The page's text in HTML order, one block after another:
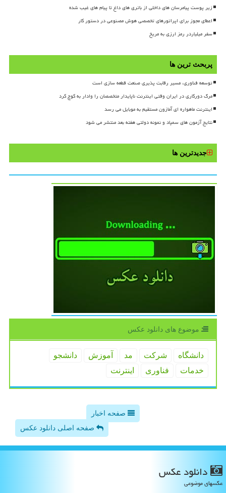
زیر پوست پیامرسان های داخلی از باتری های داغ تا پیام های غیب شده
اعطای مجوز برای اپراتورهای تخصصی هوش مصنوعی در دستور کار
سفر میلیاردر رمز ارزی به مریخ
پربحث ترین ها
توسعه فناوری، مسیر رقابت پذیری صنعت قطعه سازی است
مرگ دورکاری در ایران وقتی اینترنت ناپایدار متخصصان را وادار به کوچ کرد
اینترنت ماهواره ای آمازون مستقیم به موبایل می رسد
نتایج آزمون های سمپاد و نمونه دولتی هفته بعد منتشر می شود
جدیدترین ها
موضوع های دانلود عكس
دانشگاه شركت مد آموزش
دانشجو
خدمات
فناوری اینترنت
صفحه اخبار
صفحه اصلی دانلود عکس
دانلود عكس
عکسهای موضوعی